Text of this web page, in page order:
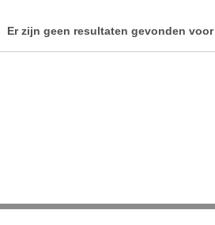
Er zijn geen resultaten gevonden voor